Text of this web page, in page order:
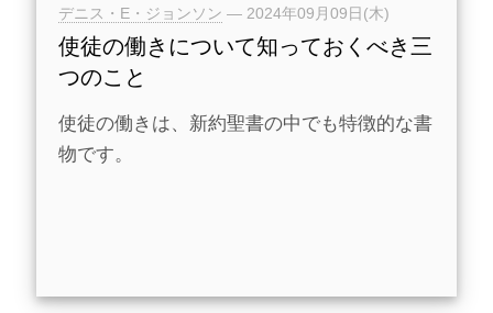
デニス・E・ジョンソン — 2024年09月09日(木)
使徒の働きについて知っておくべき三
つのこと
使徒の働きは、新約聖書の中でも特徴的な書
物です。